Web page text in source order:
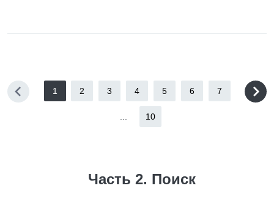
1 2 3 4 5 6 7
10
Часть 2. Поиск